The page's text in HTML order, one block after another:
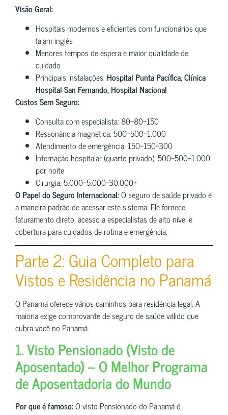
Visão Geral:
Hospitais modernos e eficientes com funcionários que
falam inglês
Menores tempos de espera e maior qualidade de
cuidado
Principais instalações: Hospital Punta Pacífica, Clínica
Hospital San Fernando, Hospital Nacional
Custos Sem Seguro:
Consulta com especialista: 80−80−150
Ressonância magnética: 500−500−1.000
Atendimento de emergência: 150−150−300
Internação hospitalar (quarto privado): 500−500−1.000
por noite
Cirurgia: 5.000−5.000−30.000+
O Papel do Seguro Internacional:O seguro de saúde privado é
a maneira padrão de acessar este sistema. Ele fornece
faturamento direto, acesso a especialistas de alto nível e
cobertura para cuidados de rotina e emergência.
Parte 2: Guia Completo para
Vistos e Residência no Panamá
O Panamá oferece vários caminhos para residência legal. A
maioria exige comprovante de seguro de saúde válido que
cubra você no Panamá.
1. Visto Pensionado (Visto de
Aposentado) – O Melhor Programa
de Aposentadoria do Mundo
Por que é famoso:O visto Pensionado do Panamá é